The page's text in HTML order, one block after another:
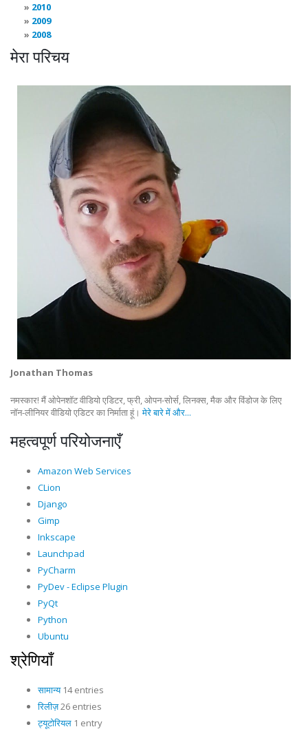
2010
2009
2008
मेरा परिचय
Jonathan Thomas
नमस्कार! मैं ओपेनशॉट वीडियो एडिटर, फ्री, ओपन-सोर्स, लिनक्स, मैक और विंडोज के लिए
नॉन-लीनियर वीडियो एडिटर का निर्माता हूं।मेरे बारे में और...
महत्वपूर्ण परियोजनाएँ
Amazon Web Services
CLion
Django
Gimp
Inkscape
Launchpad
PyCharm
PyDev - Eclipse Plugin
PyQt
Python
Ubuntu
श्रेणियाँ
सामान्य14 entries
रिलीज़26 entries
ट्यूटोरियल 1 entry